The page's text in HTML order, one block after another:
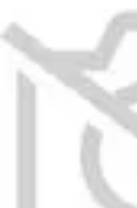
Guides de Voyage
Destinations
Exotiques
Tendances
Destination Exotique